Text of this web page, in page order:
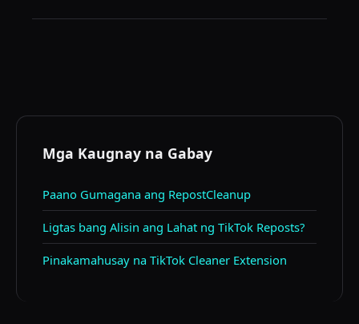
Mga Kaugnay na Gabay
Paano Gumagana ang RepostCleanup
Ligtas bang Alisin ang Lahat ng TikTok Reposts?
Pinakamahusay na TikTok Cleaner Extension